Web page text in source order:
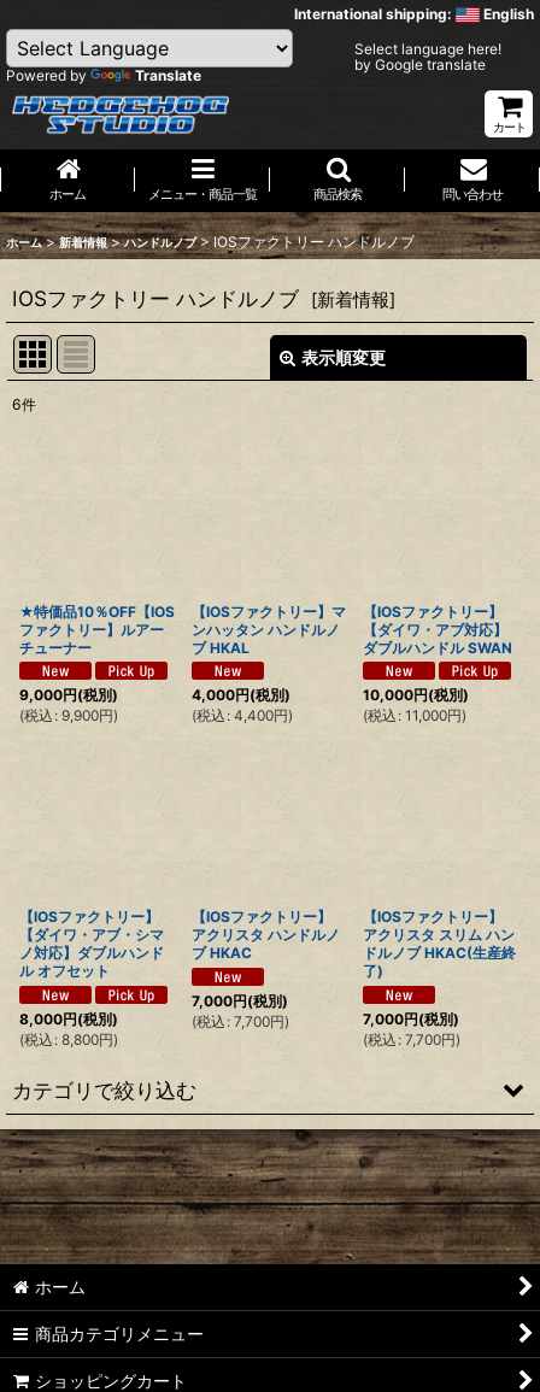
International shipping: English
Powered by Translate
Select language here!
by Google translate
カート
ホーム メニュー・商品一覧 商品検索 問い合わせ
ホーム > 新着情報 > ハンドルノブ > IOSファクトリー ハンドルノブ
IOSファクトリー ハンドルノブ [新着情報]
表示順変更
6件
★特価品10％OFF【IOS
ファクトリー】ルアー
チューナー
9,000円(税別)
(税込 : 9,900円)
【IOSファクトリー】マ
ンハッタン ハンドルノ
ブ HKAL
4,000円(税別)
(税込 : 4,400円)
【IOSファクトリー】
【ダイワ・アブ対応】
ダブルハンドル SWAN
10,000円(税別)
(税込 : 11,000円)
【IOSファクトリー】
【ダイワ・アブ・シマ
ノ対応】ダブルハンド
ル オフセット
8,000円(税別)
(税込 : 8,800円)
【IOSファクトリー】
アクリスタ ハンドルノ
ブ HKAC
7,000円(税別)
(税込 : 7,700円)
【IOSファクトリー】
アクリスタ スリム ハン
ドルノブ HKAC(生産終
了)
7,000円(税別)
(税込 : 7,700円)
カテゴリで絞り込む
HEDGEHOG STUDIO ハンドルノブ
Avail ハンドルノブ
スタジオコンポジット ハンドルノブ
リブレ ハンドルノブ
オフィスZPI ハンドルノブ
ホーム
商品カテゴリメニュー
ショッピングカート